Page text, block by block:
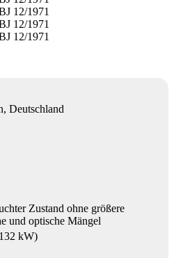
Deutschland
Zustand ohne größere
und optische Mängel
kW)